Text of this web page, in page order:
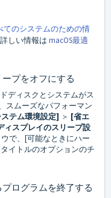
てのシステムのための情
しい情報は macOS最適
プをオフにする
ディスクとシステムがス
スムーズなパフォーマン
ステム環境設定] ＞ [省エ
ィスプレイのスリープ設
で、[可能なときにハー
イトルのオプションのチ
ログラムを終了する